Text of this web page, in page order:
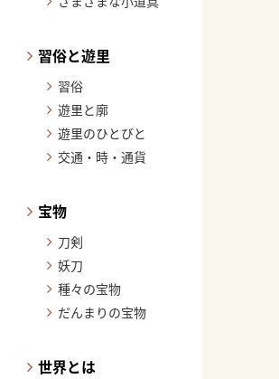
習俗と遊里
習俗
遊里と廓
遊里のひとびと
交通・時・通貨
宝物
刀剣
妖刀
種々の宝物
だんまりの宝物
世界とは